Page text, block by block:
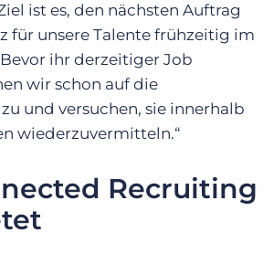
ist es, den nächsten Auftrag
für unsere Talente frühzeitig im
ihr derzeitiger Job
wir schon auf die
und versuchen, sie innerhalb
wiederzuvermitteln.“
Recruiting